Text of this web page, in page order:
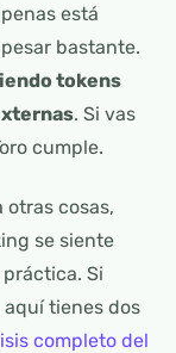
está
bastante.
tokens
. Si vas
cumple.
otras cosas,
se siente
Si
aquí tienes dos
completo del